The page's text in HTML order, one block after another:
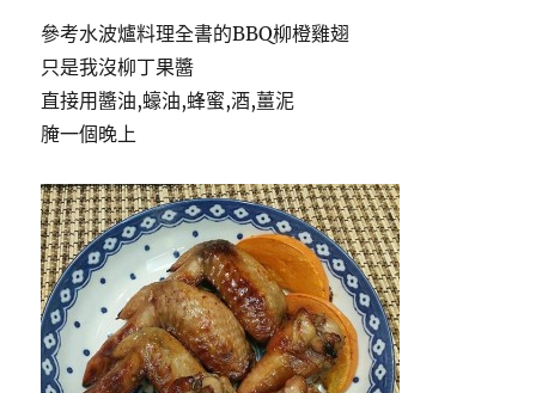
參考水波爐料理全書的BBQ柳橙雞翅
只是我沒柳丁果醬
直接用醬油,蠔油,蜂蜜,酒,薑泥
腌一個晚上